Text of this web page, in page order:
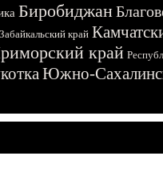
Биробиджан
Забайкальский край
край
Южно-